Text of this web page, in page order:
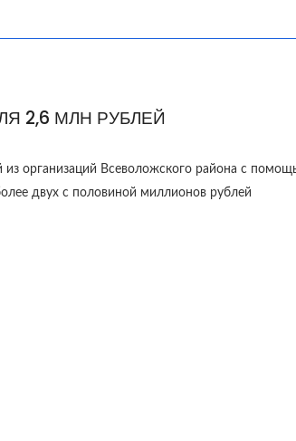
2,6 МЛН РУБЛЕЙ
организаций Всеволожского района с
двух с половиной миллионов рублей